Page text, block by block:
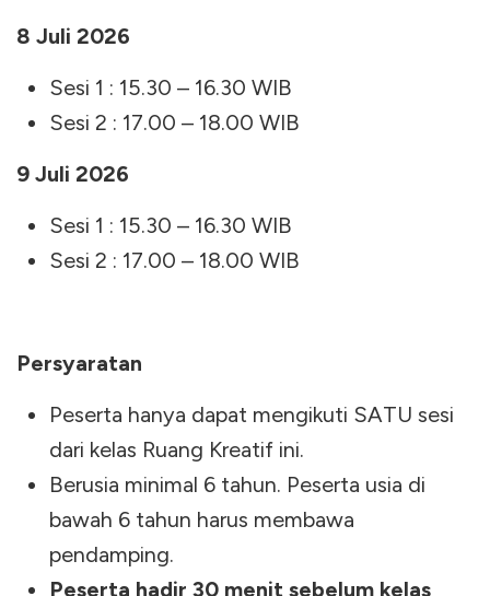
8 Juli 2026
Sesi 1 : 15.30 – 16.30 WIB
Sesi 2 : 17.00 – 18.00 WIB
9 Juli 2026
Sesi 1 : 15.30 – 16.30 WIB
Sesi 2 : 17.00 – 18.00 WIB
Persyaratan
Peserta hanya dapat mengikuti SATU sesi
dari kelas Ruang Kreatif ini.
Berusia minimal 6 tahun. Peserta usia di
bawah 6 tahun harus membawa
pendamping.
Peserta hadir 30 menit sebelum kelas